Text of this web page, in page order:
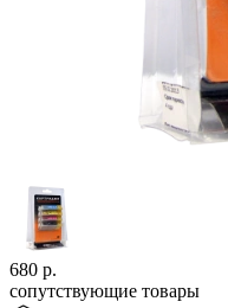
680 р.
сопутствующие товары